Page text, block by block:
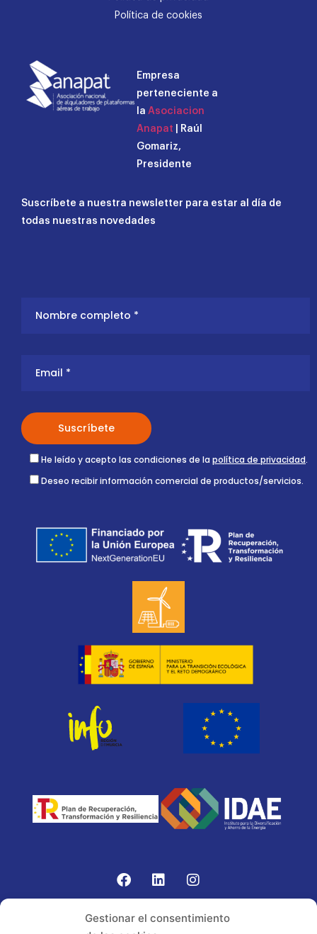
Gestionar el consentimiento
Política de cookies
Empresa
perteneciente a
la Asociacion
Anapat | Raúl
Gomariz,
Presidente
Suscríbete a nuestra newsletter para estar al día de
todas nuestras novedades
He leído y acepto las condiciones de la política de privacidad.
Deseo recibir información comercial de productos/servicios.